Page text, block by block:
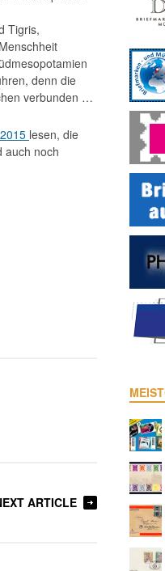
Tigris,
denn die
verbunden …
lesen, die
auch noch
ARTICLE